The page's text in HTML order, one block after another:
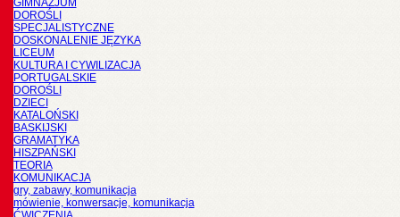
GIMNAZJUM
DOROŚLI
SPECJALISTYCZNE
DOSKONALENIE JĘZYKA
LICEUM
KULTURA I CYWILIZACJA
PORTUGALSKIE
DOROŚLI
DZIECI
KATALOŃSKI
BASKIJSKI
GRAMATYKA
HISZPAŃSKI
TEORIA
KOMUNIKACJA
gry, zabawy, komunikacja
mówienie, konwersacje, komunikacja